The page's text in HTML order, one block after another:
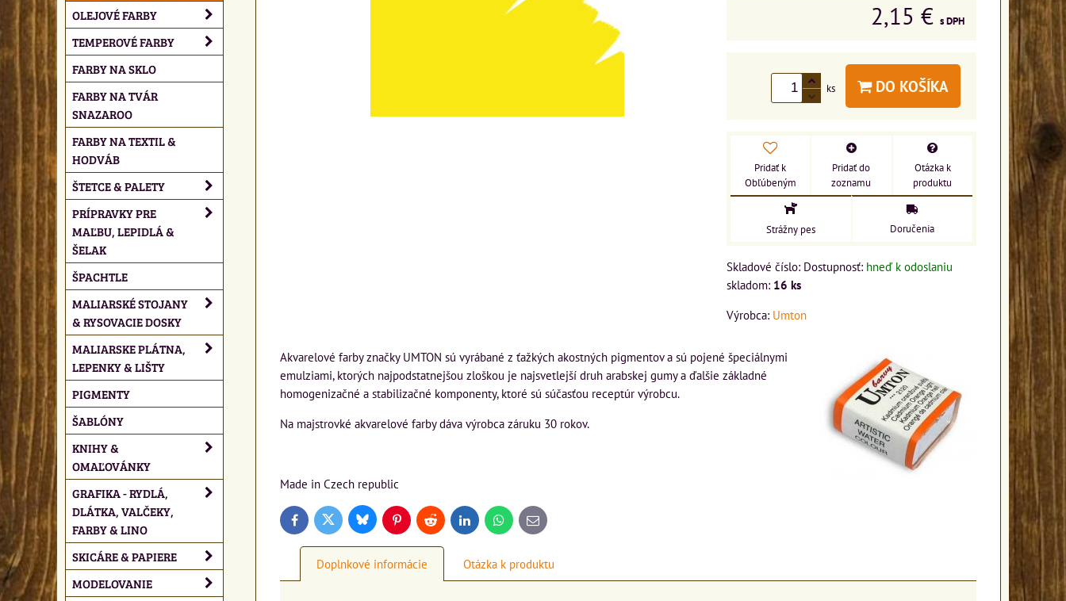
2,15 € s DPH
ks DO KOŠÍKA
Pridať k
Obľúbeným
Pridať do
zoznamu
Otázka k
produktu
Strážny pes Doručenia
Skladové číslo: Dostupnosť: hneď k odoslaniu
skladom: 16 ks
Výrobca: Umton
Akvarelové farby značky UMTON sú vyrábané z ťažkých akostných pigmentov a sú pojené špeciálnymi
emulziami, ktorých najpodstatnejšou zloškou je najsvetlejší druh arabskej gumy a ďalšie základné
homogenizačné a stabilizačné komponenty, ktoré sú súčasťou receptúr výrobcu.
Na majstrovké akvarelové farby dáva výrobca záruku 30 rokov.
Made in Czech republic
FacebookTwitter BlueskyPinterestReddit LinkedInWhatsApp
E-
mail
Doplnkové informácie Otázka k produktu
OLEJOVÉ FARBY
TEMPEROVÉ FARBY
FARBY NA SKLO
FARBY NA TVÁR
SNAZAROO
FARBY NA TEXTIL &
HODVÁB
ŠTETCE & PALETY
PRÍPRAVKY PRE
MAĽBU, LEPIDLÁ &
ŠELAK
ŠPACHTLE
MALIARSKÉ STOJANY
& RYSOVACIE DOSKY
MALIARSKE PLÁTNA,
LEPENKY & LIŠTY
PIGMENTY
ŠABLÓNY
KNIHY &
OMAĽOVÁNKY
GRAFIKA - RYDLÁ,
DLÁTKA, VALČEKY,
FARBY & LINO
SKICÁRE & PAPIERE
MODELOVANIE